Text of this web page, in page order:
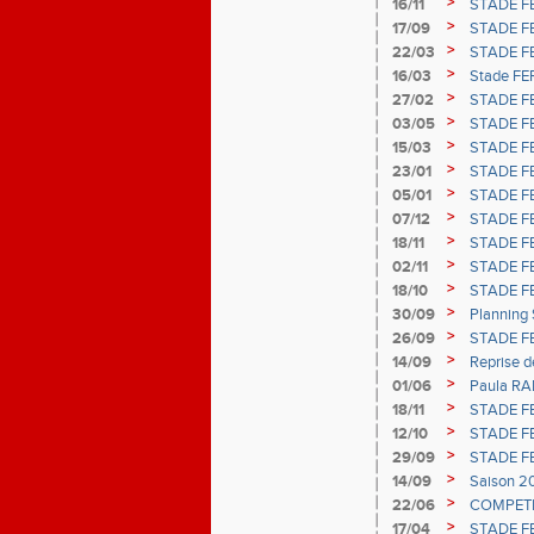
16/11
STADE
17/09
>
STADE
22/03
>
STADE
16/03
>
Stade
27/02
>
STADE
03/05
>
STADE
15/03
>
STADE
23/01
>
STADE
05/01
>
STADE
07/12
>
STADE
18/11
>
STADE
02/11
>
STADE
18/10
>
STADE
30/09
>
Planning
26/09
>
STADE
14/09
>
Reprise
01/06
>
Paula
18/11
>
STADE
12/10
>
STADE
29/09
>
STADE
14/09
>
Saison
22/06
>
17/04
> STADE